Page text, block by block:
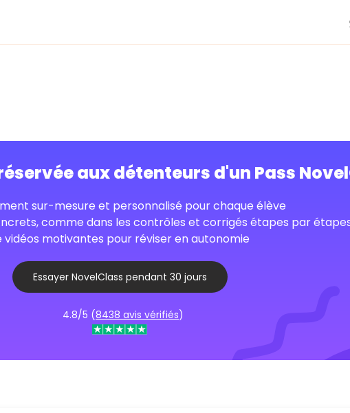
aux détenteurs d'un Pass
sur-mesure et personnalisé pour chaque élève
comme dans les contrôles et corrigés étapes par
vidéos motivantes pour réviser en autonomie
Essayer NovelClass pendant 30 jours
4.8/5 (8438 avis vérifiés)